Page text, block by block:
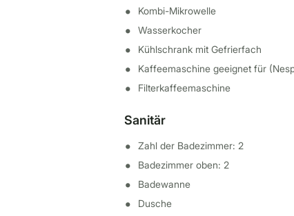
Kombi-Mikrowelle
Wasserkocher
Kühlschrank mit Gefrierfach
Kaffeemaschine geeignet für
Filterkaffeemaschine
Sanitär
Zahl der Badezimmer: 2
Badezimmer oben: 2
Badewanne
Dusche